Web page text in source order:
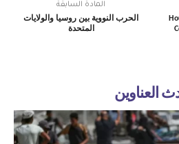
المادة السابقة
الحرب النووية بين روسيا والولايات
المتحدة
العناوين